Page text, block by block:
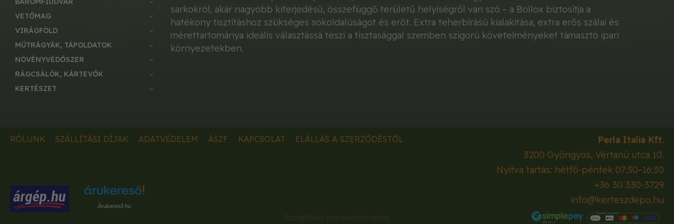
sarkokról, akár nagyobb kiterjedésű, összefüggő területű helyiségről van szó – a Bollox biztosítja a
hatékony tisztításhoz szükséges sokoldalúságot és erőt. Extra teherbírású kialakítása, extra erős szálai és
mérettartománya ideális választássá teszi a tisztasággal szemben szigorú követelményeket támasztó ipari
környezetekben.
VETŐMAG
VIRÁGFÖLD
MŰTRÁGYÁK, TÁPOLDATOK
NÖVÉNYVÉDŐSZER
RÁGCSÁLÓK, KÁRTEVŐK
KERTÉSZET
RÓLUNK SZÁLLÍTÁSI DÍJAK ADATVÉDELEM ÁSZF KAPCSOLAT ELÁLLÁS A SZERZŐDÉSTŐL
Perla Italia Kft.
3200 Gyöngyös, Vértanú utca 10.
Nyitva tartás: hétfő-péntek 07:30–16:30
+36 30 330-3729
info@kerteszdepo.hu
Árukereső.hu
Szolgáltató: merxwebshop.hu